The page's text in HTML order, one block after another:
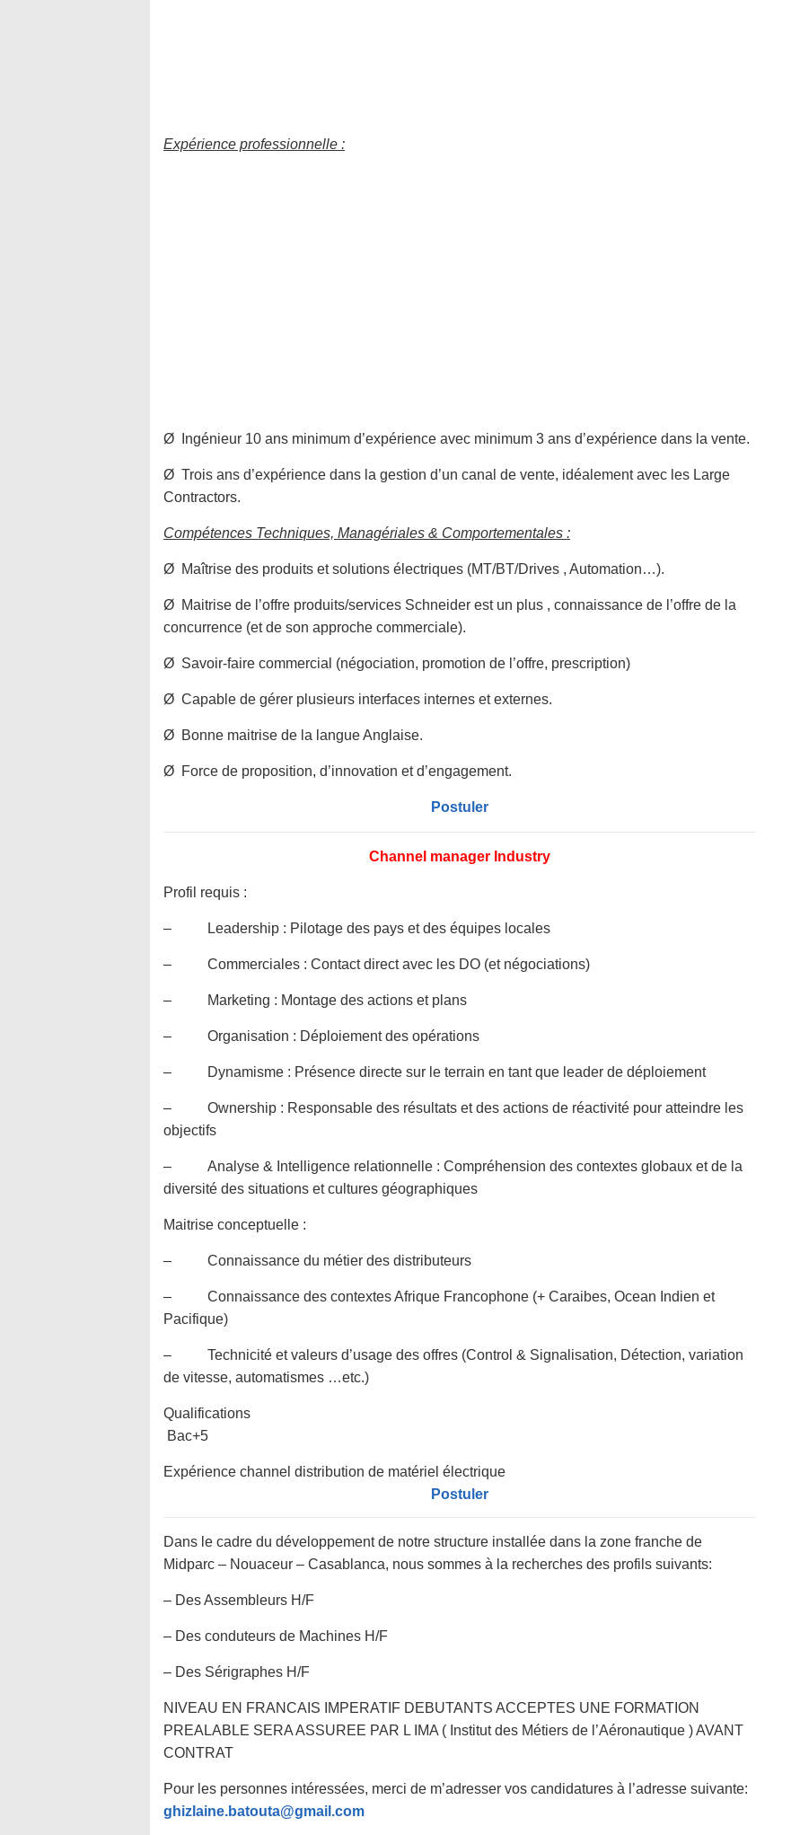
Expérience professionnelle :
Ø Ingénieur 10 ans minimum d’expérience avec minimum 3 ans d’expérience dans la vente.
Ø Trois ans d’expérience dans la gestion d’un canal de vente, idéalement avec les Large
Contractors.
Compétences Techniques, Managériales & Comportementales :
Ø Maîtrise des produits et solutions électriques (MT/BT/Drives , Automation…).
Ø Maitrise de l’offre produits/services Schneider est un plus , connaissance de l’offre de la
concurrence (et de son approche commerciale).
Ø Savoir-faire commercial (négociation, promotion de l’offre, prescription)
Ø Capable de gérer plusieurs interfaces internes et externes.
Ø Bonne maitrise de la langue Anglaise.
Ø Force de proposition, d’innovation et d’engagement.
Postuler
Channel manager Industry
Profil requis :
– Leadership : Pilotage des pays et des équipes locales
– Commerciales : Contact direct avec les DO (et négociations)
– Marketing : Montage des actions et plans
– Organisation : Déploiement des opérations
– Dynamisme : Présence directe sur le terrain en tant que leader de déploiement
– Ownership : Responsable des résultats et des actions de réactivité pour atteindre les
objectifs
– Analyse & Intelligence relationnelle : Compréhension des contextes globaux et de la
diversité des situations et cultures géographiques
Maitrise conceptuelle :
– Connaissance du métier des distributeurs
– Connaissance des contextes Afrique Francophone (+ Caraibes, Ocean Indien et
Pacifique)
– Technicité et valeurs d’usage des offres (Control & Signalisation, Détection, variation
de vitesse, automatismes …etc.)
Qualifications
Bac+5
Expérience channel distribution de matériel électrique
Postuler
Dans le cadre du développement de notre structure installée dans la zone franche de
Midparc – Nouaceur – Casablanca, nous sommes à la recherches des profils suivants:
– Des Assembleurs H/F
– Des conduteurs de Machines H/F
– Des Sérigraphes H/F
NIVEAU EN FRANCAIS IMPERATIF DEBUTANTS ACCEPTES UNE FORMATION
PREALABLE SERA ASSUREE PAR L IMA ( Institut des Métiers de l’Aéronautique ) AVANT
CONTRAT
Pour les personnes intéressées, merci de m’adresser vos candidatures à l’adresse suivante:
ghizlaine.batouta@gmail.com